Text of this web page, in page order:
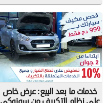
خدمات ما بعد البيع: عرض خاص